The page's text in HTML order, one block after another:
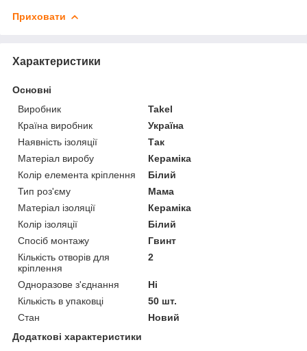
Приховати
Характеристики
Основні
Виробник
Takel
Країна виробник
Україна
Наявність ізоляції
Так
Матеріал виробу
Кераміка
Колір елемента кріплення
Білий
Тип роз'єму
Мама
Матеріал ізоляції
Кераміка
Колір ізоляції
Білий
Спосіб монтажу
Гвинт
Кількість отворів для
кріплення
2
Одноразове з'єднання
Ні
Кількість в упаковці
50 шт.
Стан
Новий
Додаткові характеристики